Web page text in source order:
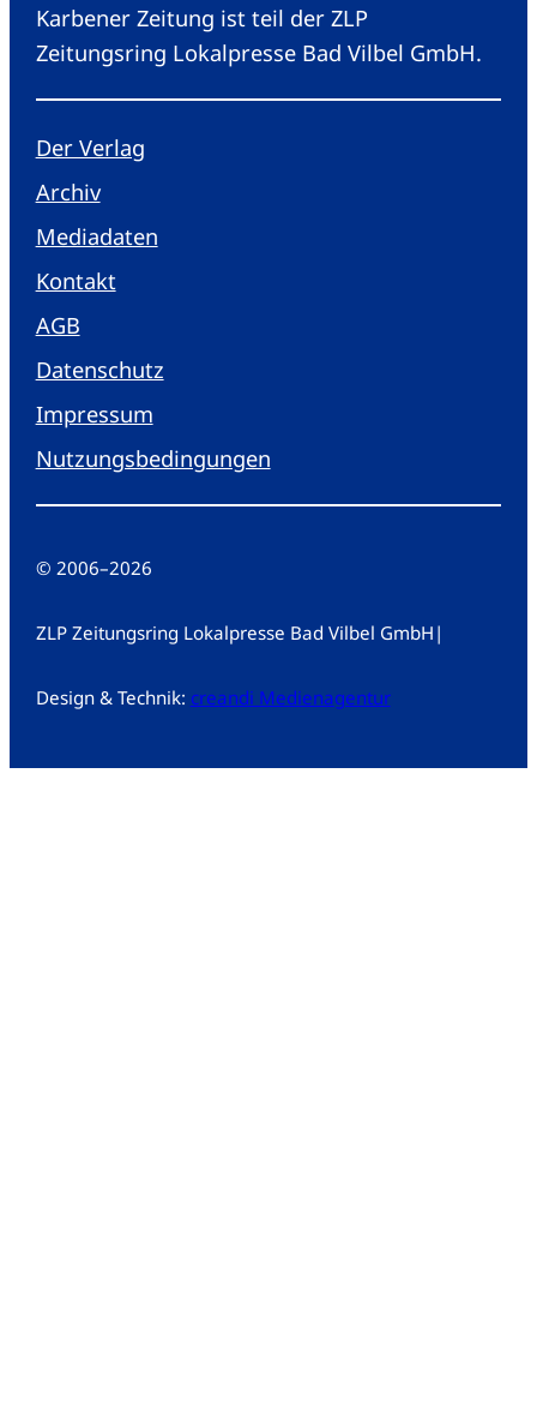
Karbener Zeitung ist teil der ZLP
Zeitungsring Lokalpresse Bad Vilbel GmbH.
Der Verlag
Archiv
Mediadaten
Kontakt
AGB
Datenschutz
Impressum
Nutzungsbedingungen
© 2006–2026
ZLP Zeitungsring Lokalpresse Bad Vilbel GmbH |
Design & Technik: creandi Medienagentur